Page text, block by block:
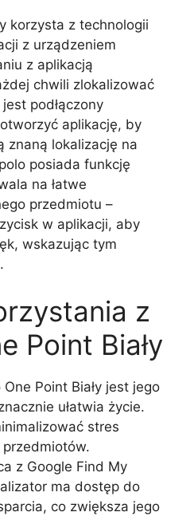
korzysta z technologii
z urządzeniem
z aplikacją
chwili zlokalizować
podłączony
aplikację, by
znaną lokalizację na
posiada funkcję
na łatwe
przedmiotu –
w aplikacji, aby
wskazując tym
z
Point Biały
Point Biały jest jego
ułatwia życie.
stres
z Google Find My
ma dostęp do
co zwiększa jego